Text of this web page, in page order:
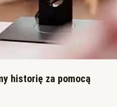
historię za pomocą